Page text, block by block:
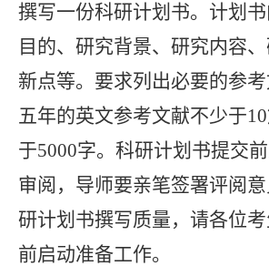
撰写一份科研计划书。计划
目的、研究背景、研究内容
新点等。要求列出必要的参
五年的英文参考文献不少于10
于5000字。科研计划书提交
审阅，导师要亲笔签署评阅
研计划书撰写质量，请各位
前启动准备工作。